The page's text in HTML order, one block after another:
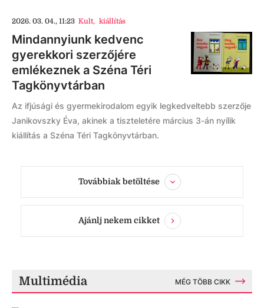
2026. 03. 04., 11:23 Kult, kiállítás
Mindannyiunk kedvenc
gyerekkori szerzőjére
emlékeznek a Széna Téri
Tagkönyvtárban
Az ifjúsági és gyermekirodalom egyik legkedveltebb szerzője
Janikovszky Éva, akinek a tiszteletére március 3-án nyílik
kiállítás a Széna Téri Tagkönyvtárban.
Továbbiak betöltése
Ajánlj nekem cikket
Multimédia MÉG TÖBB CIKK